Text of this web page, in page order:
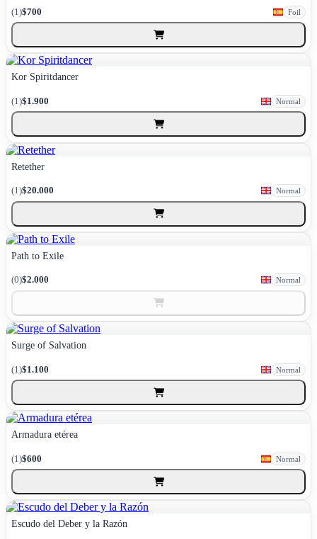
(1)$700 Foil
Kor Spiritdancer
(1)$1.900 Normal
Retether
(1)$20.000 Normal
Path to Exile
(0)$2.000 Normal
Surge of Salvation
(1)$1.100 Normal
Armadura etérea
(1)$600 Normal
Escudo del Deber y la Razón